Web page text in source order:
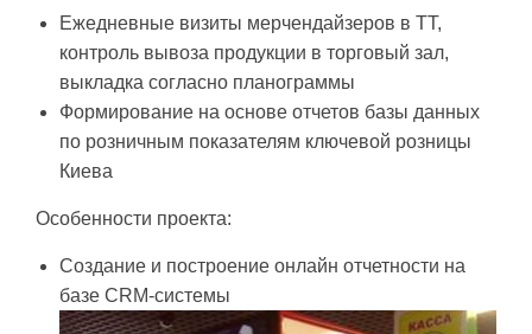
Ежедневные визиты мерчендайзеров в ТТ,
контроль вывоза продукции в торговый зал,
выкладка согласно планограммы
Формирование на основе отчетов базы данных
по розничным показателям ключевой розницы
Киева
Особенности проекта:
Создание и построение онлайн отчетности на
базе CRM-системы